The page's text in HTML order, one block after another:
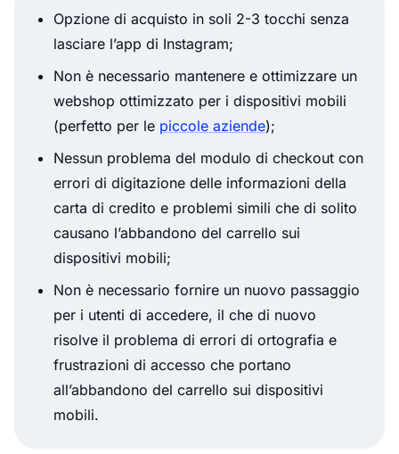
Opzione di acquisto in soli 2-3 tocchi senza
lasciare l’app di Instagram;
Non è necessario mantenere e ottimizzare un
webshop ottimizzato per i dispositivi mobili
(perfetto per le piccole aziende);
Nessun problema del modulo di checkout con
errori di digitazione delle informazioni della
carta di credito e problemi simili che di solito
causano l’abbandono del carrello sui
dispositivi mobili;
Non è necessario fornire un nuovo passaggio
per i utenti di accedere, il che di nuovo
risolve il problema di errori di ortografia e
frustrazioni di accesso che portano
all’abbandono del carrello sui dispositivi
mobili.